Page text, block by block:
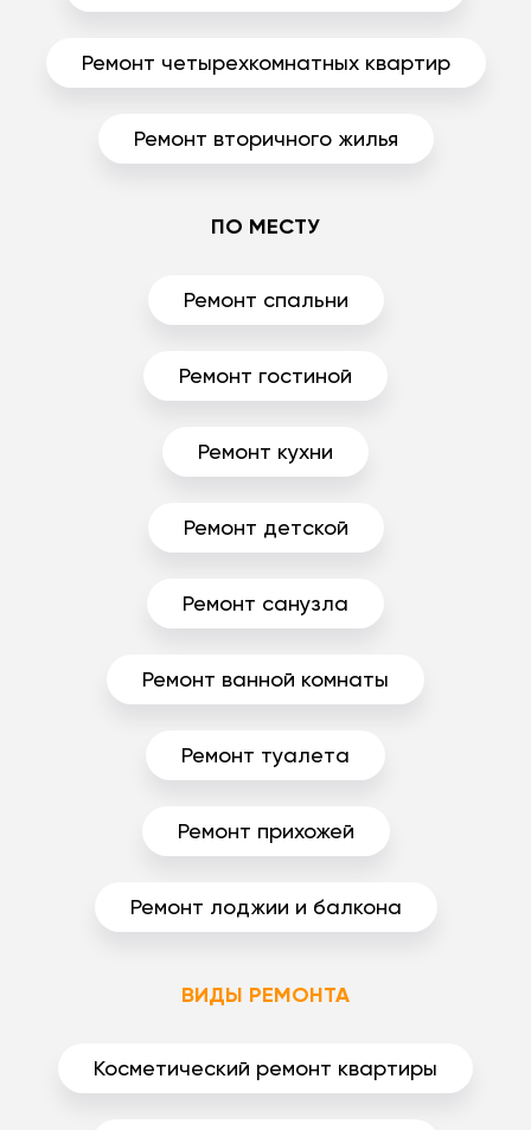
Ремонт четырехкомнатных квартир
Ремонт вторичного жилья
ПО МЕСТУ
Ремонт спальни
Ремонт гостиной
Ремонт кухни
Ремонт детской
Ремонт санузла
Ремонт ванной комнаты
Ремонт туалета
Ремонт прихожей
Ремонт лоджии и балкона
ВИДЫ РЕМОНТА
Косметический ремонт квартиры